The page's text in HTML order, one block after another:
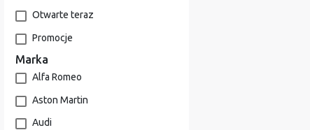
Otwarte teraz
Promocje
Marka
Alfa Romeo
Aston Martin
Audi